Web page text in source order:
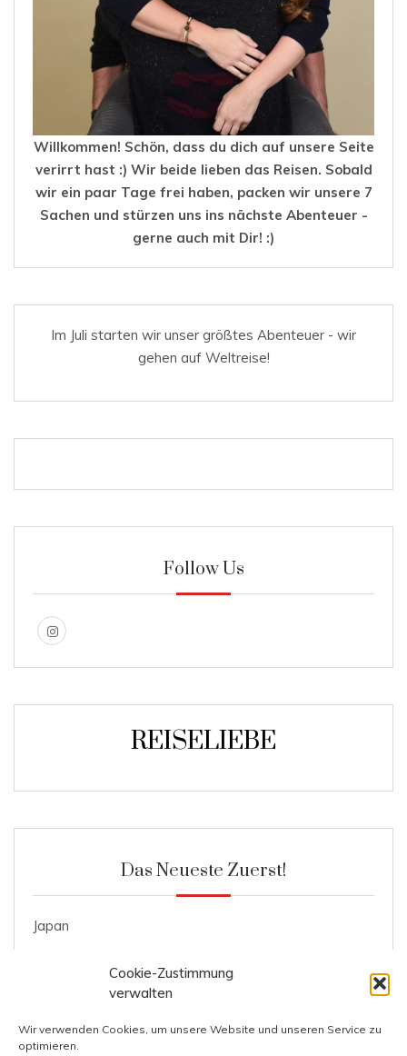
Cookie-Zustimmung
verwalten
Wir verwenden Cookies, um unsere Website und unseren Service zu
optimieren.
Willkommen! Schön, dass du dich auf unsere Seite
verirrt hast :) Wir beide lieben das Reisen. Sobald
wir ein paar Tage frei haben, packen wir unsere 7
Sachen und stürzen uns ins nächste Abenteuer -
gerne auch mit Dir! :)
Im Juli starten wir unser größtes Abenteuer - wir
gehen auf Weltreise!
Follow Us
REISELIEBE
Das Neueste Zuerst!
Japan
Ente mit Knödel und Blaukraut
Kosten Prag